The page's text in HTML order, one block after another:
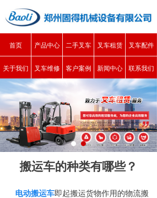
首页 产品中心 二手叉车 叉车租赁 叉车配件
关于我们 叉车维修 客户案例 新闻中心 联系我们
搬运车的种类有哪些？
电动搬运车即起搬运货物作用的物流搬